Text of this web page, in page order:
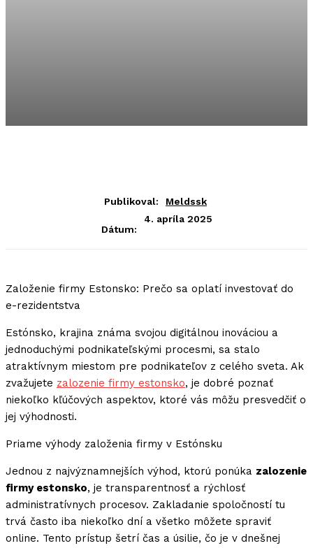
Publikoval: Meldssk
Dátum:
4. apríla 2025
Založenie firmy Estonsko: Prečo sa oplatí investovať do
e-rezidentstva
Estónsko, krajina známa svojou digitálnou inováciou a
jednoduchými podnikateľskými procesmi, sa stalo
atraktívnym miestom pre podnikateľov z celého sveta. Ak
zvažujete zalozenie firmy estonsko, je dobré poznať
niekoľko kľúčových aspektov, ktoré vás môžu presvedčiť o
jej výhodnosti.
Priame výhody založenia firmy v Estónsku
Jednou z najvýznamnejších výhod, ktorú ponúka zalozenie
firmy estonsko, je transparentnosť a rýchlosť
administratívnych procesov. Zakladanie spoločností tu
trvá často iba niekoľko dní a všetko môžete spraviť
online. Tento prístup šetrí čas a úsilie, čo je v dnešnej